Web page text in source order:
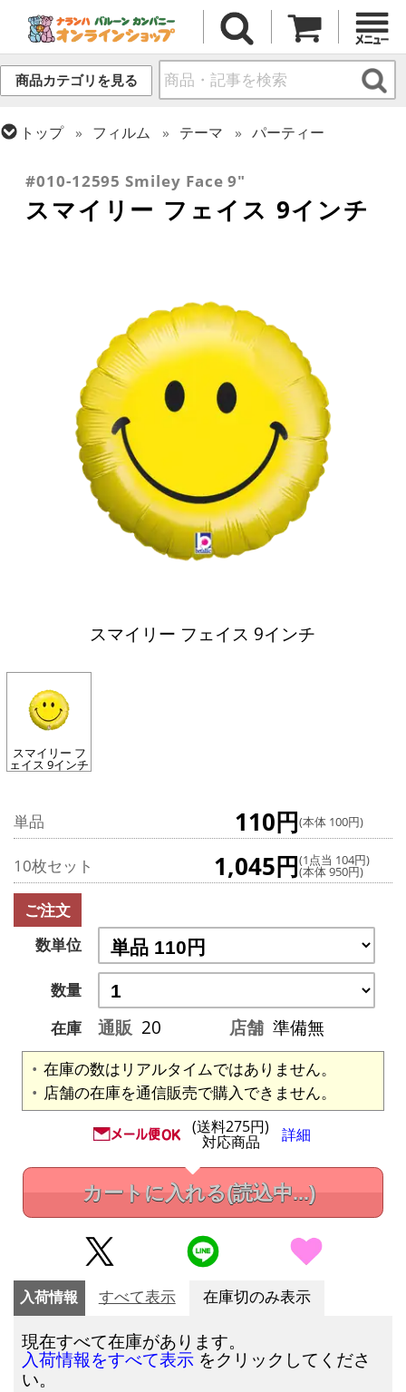
商品カテゴリを見る
トップ フィルム テーマ
パーティー
#010-12595 Smiley Face 9"
スマイリー フェイス 9インチ
スマイリー フェイス 9インチ
スマイリー フ
ェイス 9インチ
単品 110円(本体 100円)
10枚セット 1,045円(1点当 104円)
(本体 950円)
ご注文
数単位
数量
在庫
通販 20 店舗 準備無
在庫の数はリアルタイムではありません。
店舗の在庫を通信販売で購入できません。
(送料275円)
対応商品 詳細
カートに入れる(読込中...)
入荷情報 すべて表示 在庫切のみ表示
現在すべて在庫があります。
入荷情報をすべて表示 をクリックしてくださ
い。